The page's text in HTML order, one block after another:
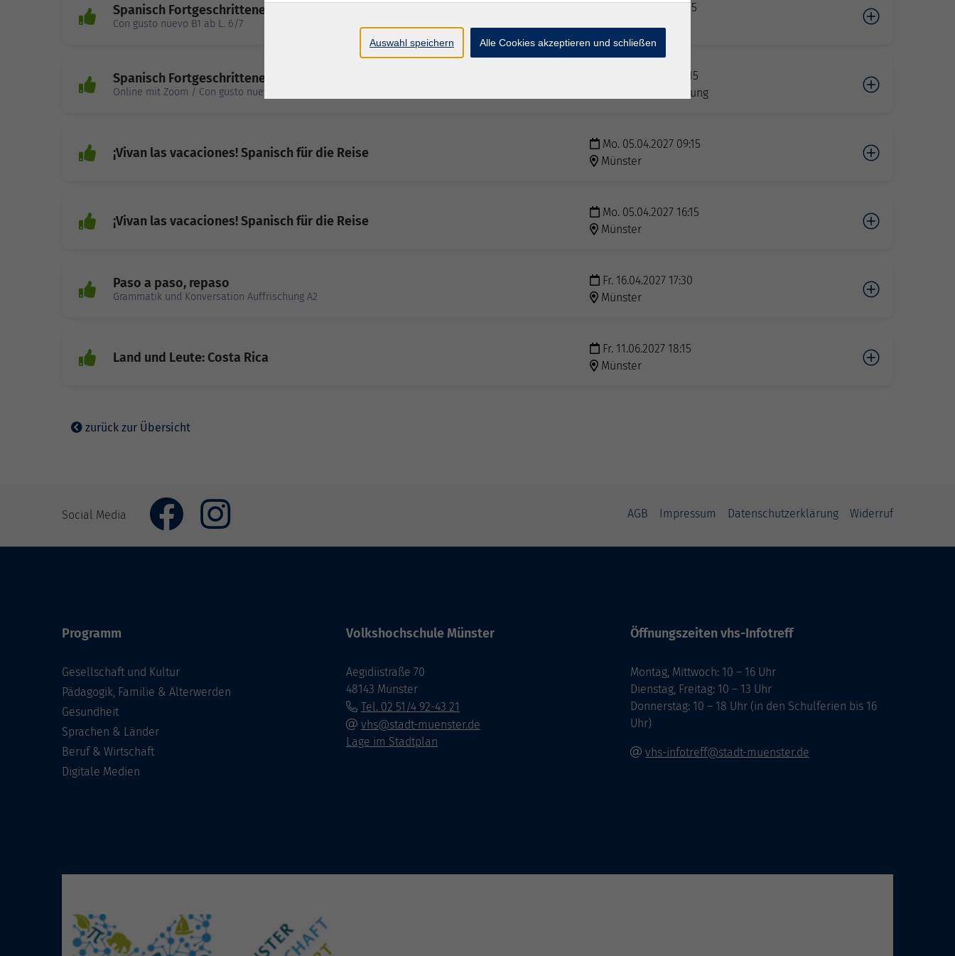
Spanisch Fortgeschrittene B1 Teil 3
Con gusto nuevo B1 ab L. 6/7
Do. 25.02.2027 16:15
Münster
Spanisch Fortgeschrittene B1 Teil 3
Online mit Zoom / Con gusto nuevo B1 ab L. 7/8
Do. 25.02.2027 20:15
Online-Veranstaltung
¡Vivan las vacaciones! Spanisch für die Reise
Mo. 05.04.2027 09:15
Münster
¡Vivan las vacaciones! Spanisch für die Reise
Mo. 05.04.2027 16:15
Münster
Paso a paso, repaso
Grammatik und Konversation Auffrischung A2
Fr. 16.04.2027 17:30
Münster
Land und Leute: Costa Rica
Fr. 11.06.2027 18:15
Münster
zurück zur Übersicht
Social Media AGB Impressum Datenschutzerklärung Widerruf
Programm
Gesellschaft und Kultur
Pädagogik, Familie & Älterwerden
Gesundheit
Sprachen & Länder
Beruf & Wirtschaft
Digitale Medien
Volkshochschule Münster
Aegidiistraße 70
48143 Münster
Tel. 02 51/4 92-43 21
vhs@stadt-muenster.de
Lage im Stadtplan
Öffnungszeiten vhs-Infotreff
Montag, Mittwoch: 10 – 16 Uhr
Dienstag, Freitag: 10 – 13 Uhr
Donnerstag: 10 – 18 Uhr (in den Schulferien bis 16
Uhr)
vhs-infotreff@stadt-muenster.de
Auswahl speichern Alle Cookies akzeptieren und schließen